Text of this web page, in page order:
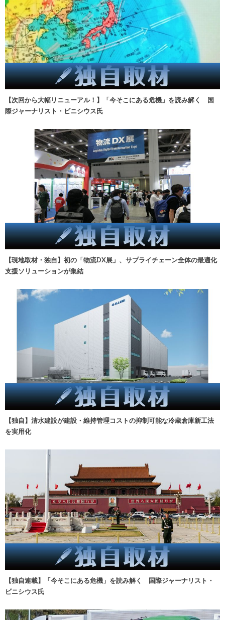
【次回から大幅リニューアル！】「今そこにある危機」を読み解く 国
際ジャーナリスト・ビニシウス氏
【現地取材・独自】初の「物流DX展」、サプライチェーン全体の最適化
支援ソリューションが集結
【独自】清水建設が建設・維持管理コストの抑制可能な冷蔵倉庫新工法
を実用化
【独自連載】「今そこにある危機」を読み解く 国際ジャーナリスト・
ビニシウス氏